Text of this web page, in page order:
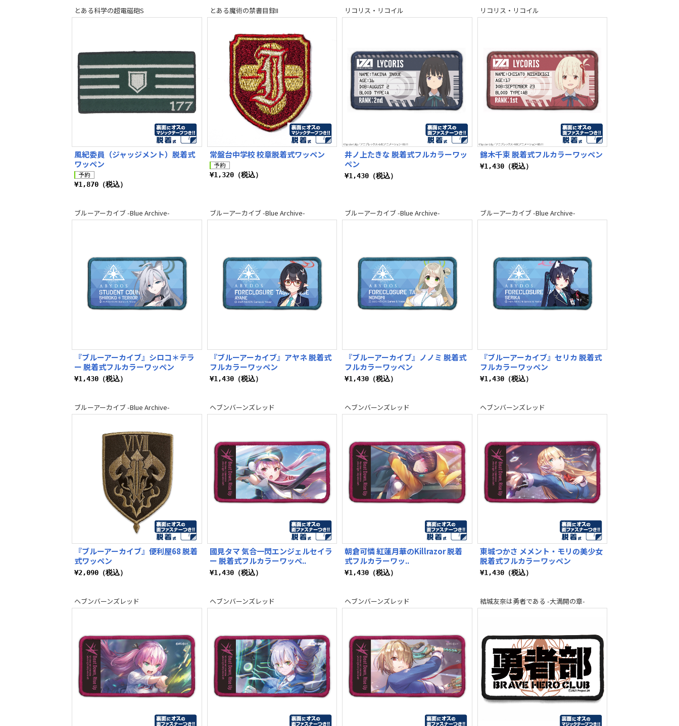
とある科学の超電磁砲S
風紀委員（ジャッジメント）脱着式
ワッペン
¥1,870（税込）
とある魔術の禁書目録II
常盤台中学校 校章脱着式ワッペン
¥1,320（税込）
リコリス・リコイル
井ノ上たきな 脱着式フルカラーワッ
ペン
¥1,430（税込）
リコリス・リコイル
錦木千束 脱着式フルカラーワッペン
¥1,430（税込）
ブルーアーカイブ -Blue Archive-
『ブルーアーカイブ』シロコ＊テラ
ー 脱着式フルカラーワッペン
¥1,430（税込）
ブルーアーカイブ -Blue Archive-
『ブルーアーカイブ』アヤネ 脱着式
フルカラーワッペン
¥1,430（税込）
ブルーアーカイブ -Blue Archive-
『ブルーアーカイブ』ノノミ 脱着式
フルカラーワッペン
¥1,430（税込）
ブルーアーカイブ -Blue Archive-
『ブルーアーカイブ』セリカ 脱着式
フルカラーワッペン
¥1,430（税込）
ブルーアーカイブ -Blue Archive-
『ブルーアーカイブ』便利屋68 脱着
式ワッペン
¥2,090（税込）
ヘブンバーンズレッド
國見タマ 気合一閃エンジェルセイラ
ー 脱着式フルカラーワッペ..
¥1,430（税込）
ヘブンバーンズレッド
朝倉可憐 紅蓮月華のKillrazor 脱着
式フルカラーワッ..
¥1,430（税込）
ヘブンバーンズレッド
東城つかさ メメント・モリの美少女
脱着式フルカラーワッペン
¥1,430（税込）
ヘブンバーンズレッド ヘブンバーンズレッド ヘブンバーンズレッド 結城友奈は勇者である -大満開の章-